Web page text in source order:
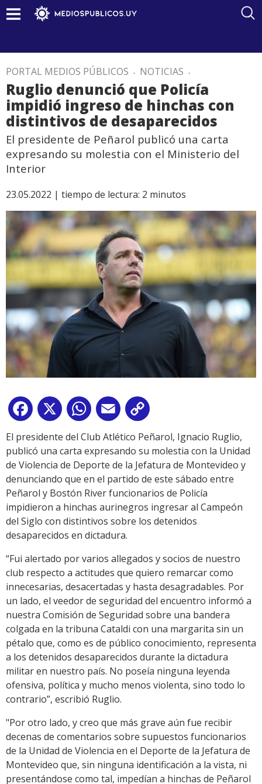
PORTAL MEDIOS PÚBLICOS . NOTICIAS .
Ruglio denunció que Policía
impidió ingreso de hinchas con
distintivos de desaparecidos
El presidente de Peñarol publicó una carta
expresando su molestia con el Ministerio del
Interior
23.05.2022 | tiempo de lectura: 2 minutos
Facebook
X WhatsApp
Email
Link
El presidente del Club Atlético Peñarol, Ignacio Ruglio,
publicó una carta expresando su molestia con la Unidad
de Violencia de Deporte de la Jefatura de Montevideo y
denunciando que en el partido de este sábado entre
Peñarol y Bostón River funcionarios de Policía
impidieron a hinchas aurinegros ingresar al Campeón
del Siglo con distintivos sobre los detenidos
desaparecidos en dictadura.
“Fui alertado por varios allegados y socios de nuestro
club respecto a actitudes que quiero remarcar como
innecesarias, desacertadas y hasta desagradables. Por
un lado, el veedor de seguridad del encuentro informó a
nuestra Comisión de Seguridad sobre una bandera
colgada en la tribuna Cataldi con una margarita sin un
pétalo que, como es de público conocimiento, representa
a los detenidos desaparecidos durante la dictadura
militar en nuestro país. No poseía ninguna leyenda
ofensiva, política y mucho menos violenta, sino todo lo
contrario”, escribió Ruglio.
"Por otro lado, y creo que más grave aún fue recibir
decenas de comentarios sobre supuestos funcionarios
de la Unidad de Violencia en el Deporte de la Jefatura de
Montevideo que, sin ninguna identificación a la vista, ni
presentándose como tal, impedían a hinchas de Peñarol